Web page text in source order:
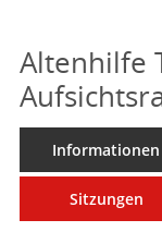
Altenhilfe
Informationen
Sitzungen